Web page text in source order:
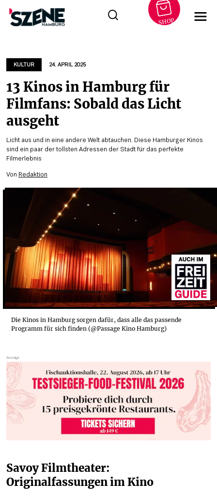
springen
SHOP
KULTUR 24. APRIL 2025
13 Kinos in Hamburg für
Filmfans: Sobald das Licht
ausgeht
Licht aus und in eine andere Welt abtauchen. Diese Hamburger Kinos
sind ein paar der tollsten Adressen der Stadt für das perfekte
Filmerlebnis
Von Redaktion
Die Kinos in Hamburg sorgen dafür, dass alle das passende
Programm für sich finden (@Passage Kino Hamburg)
Savoy Filmtheater:
Originalfassungen im Kino